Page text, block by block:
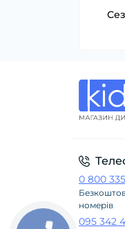
0 800
номерів
095 342